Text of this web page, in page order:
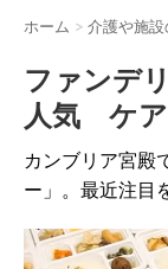
ホーム > 介護や施設
ファンデ
人気 ケア
カンブリア宮殿
ー」。最近注目